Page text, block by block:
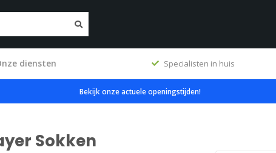
diensten Specialisten in huis
Bekijk onze actuele openingstijden!
Sokken